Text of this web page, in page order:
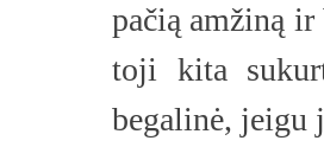
pačią amžiną
toji kita
begalinė, jeigu